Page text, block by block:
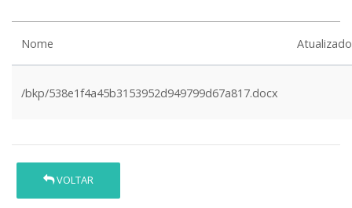
Nome
/bkp/538e1f4a45b3153952d949799d67a817.docx
VOLTAR